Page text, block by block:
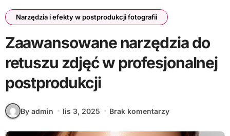
Narzędzia i efekty w postprodukcji fotografii
Zaawansowane narzędzia do
retuszu zdjęć w profesjonalnej
postprodukcji
By admin lis 3, 2025 Brak komentarzy